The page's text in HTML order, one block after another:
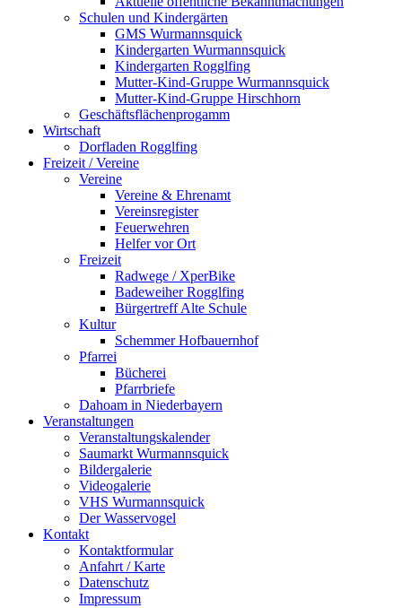
Schulen und Kindergärten
GMS Wurmannsquick
Kindergarten Wurmannsquick
Kindergarten Rogglfing
Mutter-Kind-Gruppe Wurmannsquick
Mutter-Kind-Gruppe Hirschhorn
Geschäftsflächenprogamm
Wirtschaft
Dorfladen Rogglfing
Freizeit / Vereine
Vereine
Vereine & Ehrenamt
Vereinsregister
Feuerwehren
Helfer vor Ort
Freizeit
Radwege / XperBike
Badeweiher Rogglfing
Bürgertreff Alte Schule
Kultur
Schemmer Hofbauernhof
Pfarrei
Bücherei
Pfarrbriefe
Dahoam in Niederbayern
Veranstaltungen
Veranstaltungskalender
Saumarkt Wurmannsquick
Bildergalerie
Videogalerie
VHS Wurmannsquick
Der Wasservogel
Kontakt
Kontaktformular
Anfahrt / Karte
Datenschutz
Impressum